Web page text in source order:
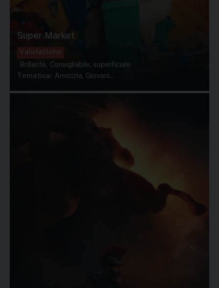
Super Market
Valutazione
Brillante, Consigliabile, superficiale
Tematica: Amicizia, Giovani...